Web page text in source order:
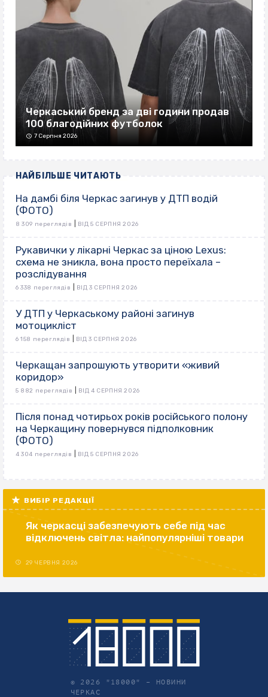
Черкаський бренд за дві години продав
100 благодійних футболок
7 Серпня 2026
НАЙБІЛЬШЕ ЧИТАЮТЬ
На дамбі біля Черкас загинув у ДТП водій
(ФОТО)
8 309 переглядів ВІД 5 СЕРПНЯ 2026
Рукавички у лікарні Черкас за ціною Lexus:
схема не зникла, вона просто переїхала –
розслідування
6 338 переглядів ВІД 3 СЕРПНЯ 2026
У ДТП у Черкаському районі загинув
мотоцикліст
6 158 переглядів ВІД 3 СЕРПНЯ 2026
Черкащан запрошують утворити «живий
коридор»
5 882 переглядів ВІД 4 СЕРПНЯ 2026
Після понад чотирьох років російського полону
на Черкащину повернувся підполковник
(ФОТО)
4 304 переглядів ВІД 5 СЕРПНЯ 2026
ВИБІР РЕДАКЦІЇ
Як черкасці забезпечують себе під час
відключень світла: найпопулярніші товари
29 ЧЕРВНЯ 2026
© 2026 "18000" – НОВИНИ
ЧЕРКАС